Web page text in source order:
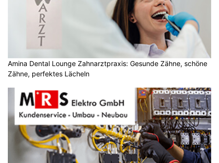
Amina Dental Lounge Zahnarztpraxis: Gesunde Zähne, schöne
Zähne, perfektes Lächeln